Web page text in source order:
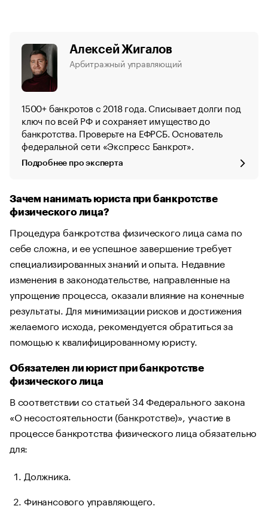
Алексей Жигалов
Арбитражный управляющий
1500+ банкротов с 2018 года. Списывает долги под
ключ по всей РФ и сохраняет имущество до
банкротства. Проверьте на ЕФРСБ. Основатель
федеральной сети «Экспресс Банкрот».
Подробнее про эксперта
Зачем нанимать юриста при банкротстве
физического лица?
Процедура банкротства физического лица сама по
себе сложна, и ее успешное завершение требует
специализированных знаний и опыта. Недавние
изменения в законодательстве, направленные на
упрощение процесса, оказали влияние на конечные
результаты. Для минимизации рисков и достижения
желаемого исхода, рекомендуется обратиться за
помощью к квалифицированному юристу.
Обязателен ли юрист при банкротстве
физического лица
В соответствии со статьей 34 Федерального закона
«О несостоятельности (банкротстве)», участие в
процессе банкротства физического лица обязательно
для:
Должника.
Финансового управляющего.